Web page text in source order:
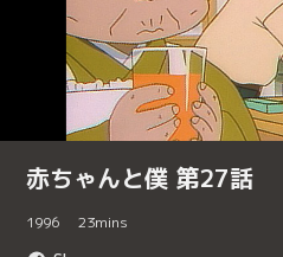
赤ちゃんと僕 第27話
1996 23mins